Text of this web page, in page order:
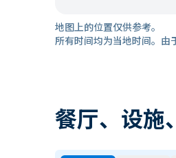
地图上的位置仅供参考。
所有时间均为当地时间。由
餐厅、设施